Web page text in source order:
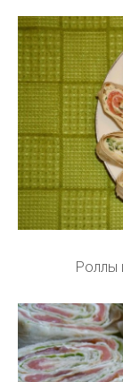
Роллы